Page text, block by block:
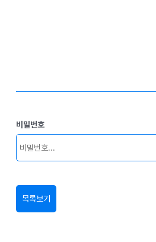
비밀번호
목록보기